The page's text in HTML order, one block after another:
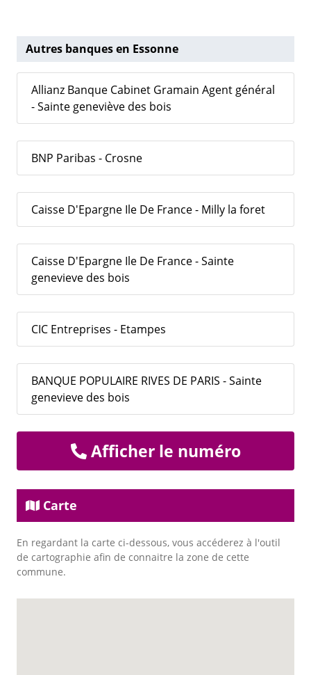
Autres banques en Essonne
Allianz Banque Cabinet Gramain Agent général
- Sainte geneviève des bois
BNP Paribas - Crosne
Caisse D'Epargne Ile De France - Milly la foret
Caisse D'Epargne Ile De France - Sainte
genevieve des bois
CIC Entreprises - Etampes
BANQUE POPULAIRE RIVES DE PARIS - Sainte
genevieve des bois
Afficher le numéro
Carte
En regardant la carte ci-dessous, vous accéderez à l'outil
de cartographie afin de connaitre la zone de cette
commune.